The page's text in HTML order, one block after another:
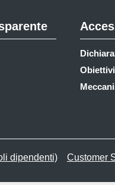
dipendenti)
Customer